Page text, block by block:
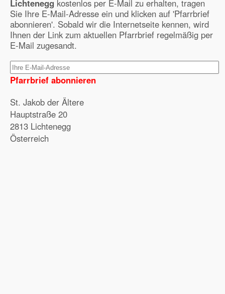
Lichtenegg kostenlos per E-Mail zu erhalten, tragen
Sie Ihre E-Mail-Adresse ein und klicken auf 'Pfarrbrief
abonnieren'. Sobald wir die Internetseite kennen, wird
Ihnen der Link zum aktuellen Pfarrbrief regelmäßig per
E-Mail zugesandt.
Pfarrbrief abonnieren
St. Jakob der Ältere
Hauptstraße 20
2813 Lichtenegg
Österreich